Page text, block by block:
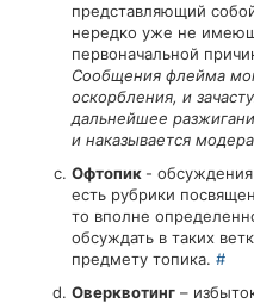
представляющий
нередко уже не
первоначальной
Сообщения флейма
оскорбления, и
дальнейшее
и наказывается
Офтопик -
есть рубрики
то вполне
обсуждать в таких
предмету топика. #
Оверквотинг –